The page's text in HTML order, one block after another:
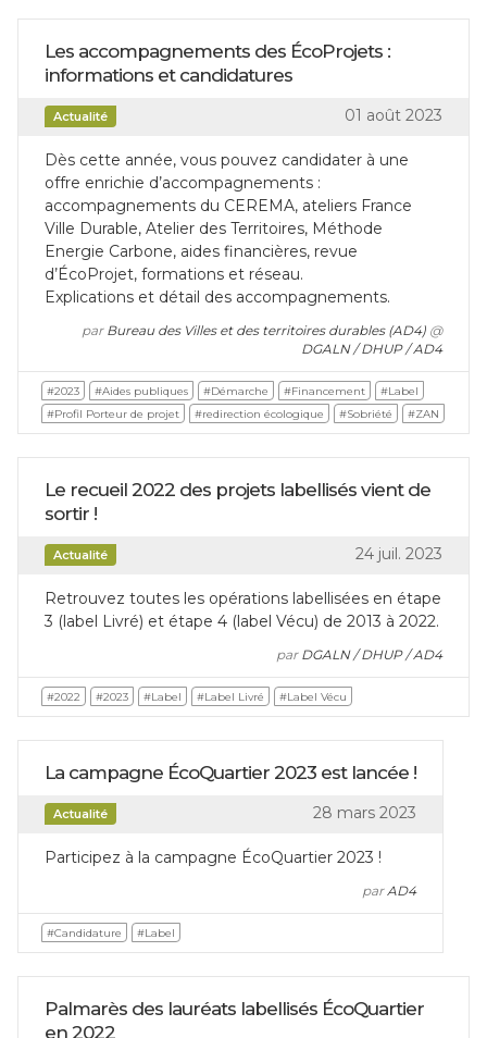
Les accompagnements des ÉcoProjets :
informations et candidatures
Actualité 01 août 2023
Dès cette année, vous pouvez candidater à une
offre enrichie d’accompagnements :
accompagnements du CEREMA, ateliers France
Ville Durable, Atelier des Territoires, Méthode
Energie Carbone, aides financières, revue
d’ÉcoProjet, formations et réseau.
Explications et détail des accompagnements.
parBureau des Villes et des territoires durables (AD4) @
DGALN / DHUP / AD4
#2023 #Aides publiques #Démarche #Financement
#Label
#Profil Porteur de projet
#redirection écologique #Sobriété #ZAN
Le recueil 2022 des projets labellisés vient de
sortir !
Actualité 24 juil. 2023
Retrouvez toutes les opérations labellisées en étape
3 (label Livré) et étape 4 (label Vécu) de 2013 à 2022.
parDGALN / DHUP / AD4
#2022 #2023 #Label #Label Livré #Label Vécu
La campagne ÉcoQuartier 2023 est lancée !
Actualité 28 mars 2023
Participez à la campagne ÉcoQuartier 2023 !
parAD4
#Candidature #Label
Palmarès des lauréats labellisés ÉcoQuartier
en 2022